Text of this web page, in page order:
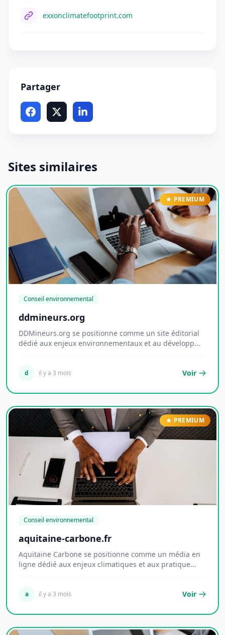
exxonclimatefootprint.com
Partager
Sites similaires
PREMIUM
Conseil environnemental
ddmineurs.org
DDMineurs.org se positionne comme un site éditorial
dédié aux enjeux environnementaux et au développ...
d il y a 3 mois Voir
PREMIUM
Conseil environnemental
aquitaine-carbone.fr
Aquitaine Carbone se positionne comme un média en
ligne dédié aux enjeux climatiques et aux pratique...
a il y a 3 mois Voir